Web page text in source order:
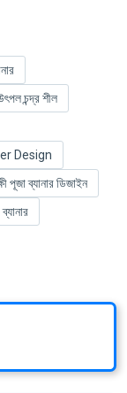
চন্দ্র শীল
Design
পূজা ব্যানার ডিজাইন